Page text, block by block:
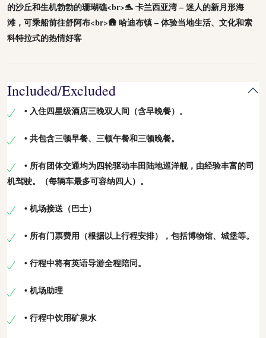
的沙丘和生机勃勃的珊瑚礁<br>🐬 卡兰西亚湾 – 迷人的新月形海
滩，可乘船前往舒阿布<br>🛖 哈迪布镇 – 体验当地生活、文化和索
科特拉式的热情好客
Included/Excluded
• 入住四星级酒店三晚双人间（含早晚餐）。
• 共包含三顿早餐、三顿午餐和三顿晚餐。
• 所有团体交通均为四轮驱动丰田陆地巡洋舰，由经验丰富的司
机驾驶。（每辆车最多可容纳四人）。
• 机场接送（巴士）
• 所有门票费用（根据以上行程安排），包括博物馆、城堡等。
• 行程中将有英语导游全程陪同。
• 机场助理
• 行程中饮用矿泉水